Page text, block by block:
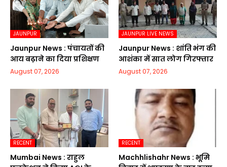
JAUNPUR
Jaunpur News : पंचायतों की
आय बढ़ाने का दिया प्रशिक्षण
August 07, 2026
JAUNPUR LIVE NEWS
Jaunpur News : शांति भंग की
आशंका में सात लोग गिरफ्तार
August 07, 2026
RECENT
Mumbai News : राहुल
RECENT
Machhlishahr News : भूमि